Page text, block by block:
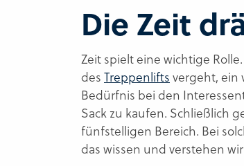
Die Zeit
Zeit spielt eine wichtige
desTreppenliftsvergeht, ein
Bedürfnis bei den
Sack zu kaufen. Schließlich
fünfstelligen Bereich. Bei
das wissen und verstehen